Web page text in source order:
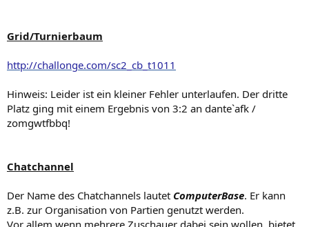
Grid/Turnierbaum
http://challonge.com/sc2_cb_t1011
Hinweis: Leider ist ein kleiner Fehler unterlaufen. Der dritte
Platz ging mit einem Ergebnis von 3:2 an dante`afk /
zomgwtfbbq!
Chatchannel
Der Name des Chatchannels lautet ComputerBase. Er kann
z.B. zur Organisation von Partien genutzt werden.
Vor allem wenn mehrere Zuschauer dabei sein wollen, bietet